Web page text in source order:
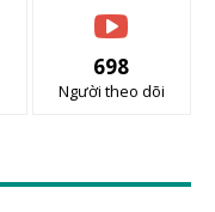
698
Người theo dõi